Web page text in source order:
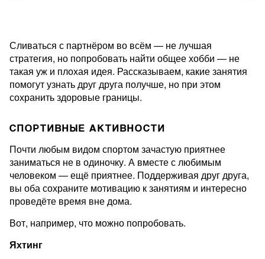
Сливаться с партнёром во всём — не лучшая
стратегия, но попробовать найти общее хобби — не
такая уж и плохая идея. Рассказываем, какие занятия
помогут узнать друг друга получше, но при этом
сохранить здоровые границы.
СПОРТИВНЫЕ АКТИВНОСТИ
Почти любым видом спортом зачастую приятнее
заниматься не в одиночку. А вместе с любимым
человеком — ещё приятнее. Поддерживая друг друга,
вы оба сохраните мотивацию к занятиям и интересно
проведёте время вне дома.
Вот, например, что можно попробовать.
Яхтинг